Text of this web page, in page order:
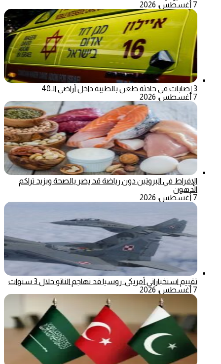
7 أغسطس، 2026
3 إصابات في حادثة طعن بالطيبة داخل أراضي الـ48
7 أغسطس، 2026
الإفراط في البروتين دون رياضة قد يضر بالصحة ويزيد تراكم
الدهون
7 أغسطس، 2026
تقييم استخباراتي أمريكي: روسيا قد تهاجم الناتو خلال 3 سنوات
7 أغسطس، 2026